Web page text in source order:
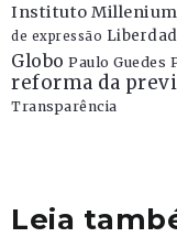
Instituto Millenium
de expressão
Globo Paulo Guedes
reforma da
Transparência
Leia